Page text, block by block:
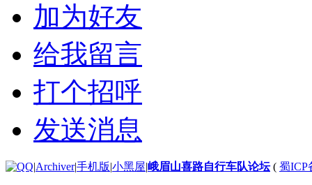
加为好友
给我留言
打个招呼
发送消息
|Archiver|手机版|小黑屋|峨眉山喜路自行车队论坛( 蜀ICP